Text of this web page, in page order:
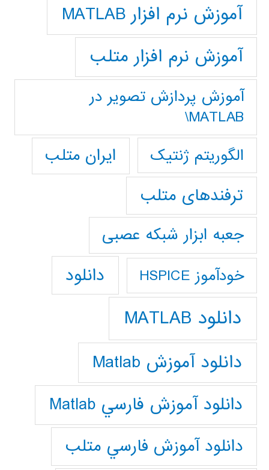
آموزش نرم افزار MATLAB
آموزش نرم افزار متلب
آموزش پردازش تصوير در
MATLAB\
الگوریتم ژنتیک
ایران متلب
ترفندهای متلب
جعبه ابزار شبکه عصبی
خودآموز HSPICE دانلود
دانلود MATLAB
دانلود آموزش Matlab
دانلود آموزش فارسي Matlab
دانلود آموزش فارسي متلب